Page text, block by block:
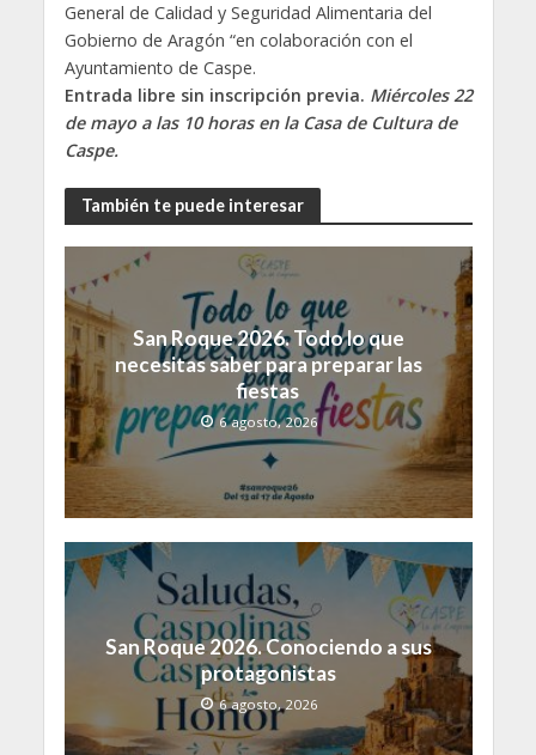
General de Calidad y Seguridad Alimentaria del
Gobierno de Aragón “en colaboración con el
Ayuntamiento de Caspe.
Entrada libre sin inscripción previa. Miércoles 22
de mayo a las 10 horas en la Casa de Cultura de
Caspe.
También te puede interesar
San Roque 2026. Todo lo que
necesitas saber para preparar las
fiestas
6 agosto, 2026
San Roque 2026. Conociendo a sus
protagonistas
6 agosto, 2026